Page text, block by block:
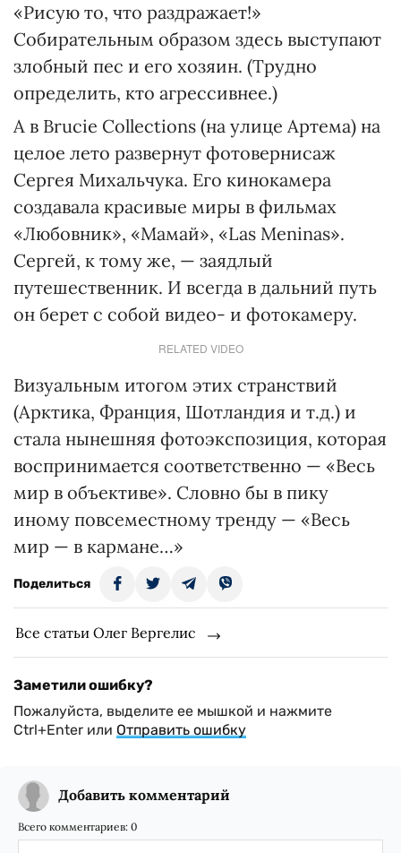
«Рисую то, что раздражает!»
Собирательным образом здесь выступают
злобный пес и его хозяин. (Трудно
определить, кто агрессивнее.)
А в Brucie Collections (на улице Артема) на
целое лето развернут фотовернисаж
Сергея Михальчука. Его кинокамера
создавала красивые миры в фильмах
«Любовник», «Мамай», «Las Meninas».
Сергей, к тому же, — заядлый
путешественник. И всегда в дальний путь
он берет с собой видео- и фотокамеру.
RELATED VIDEO
Визуальным итогом этих странствий
(Арктика, Франция, Шотландия и т.д.) и
стала нынешняя фотоэкспозиция, которая
воспринимается соответственно — «Весь
мир в объективе». Словно бы в пику
иному повсеместному тренду — «Весь
мир — в кармане…»
Поделиться
Все статьи Олег Вергелис
Заметили ошибку?
Пожалуйста, выделите ее мышкой и нажмите
Ctrl+Enter или Отправить ошибку
Добавить комментарий
Всего комментариев: 0